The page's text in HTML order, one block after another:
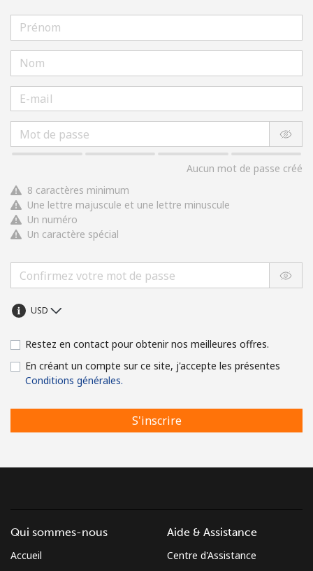
Aucun mot de passe créé
8 caractères minimum
Une lettre majuscule et une lettre minuscule
Un numéro
Un caractère spécial
Restez en contact pour obtenir nos meilleures offres.
En créant un compte sur ce site, j'accepte les présentes
Conditions générales.
S'inscrire
Qui sommes-nous
Accueil
Aide & Assistance
Centre d'Assistance